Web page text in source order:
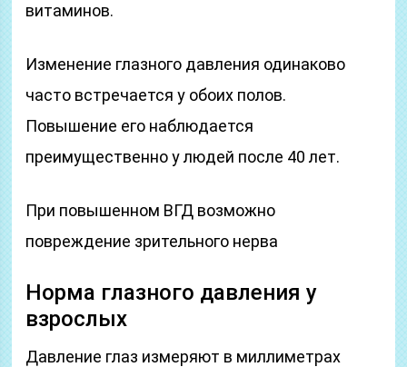
витаминов.
Изменение глазного давления одинаково
часто встречается у обоих полов.
Повышение его наблюдается
преимущественно у людей после 40 лет.
При повышенном ВГД возможно
повреждение зрительного нерва
Норма глазного давления у
взрослых
Давление глаз измеряют в миллиметрах